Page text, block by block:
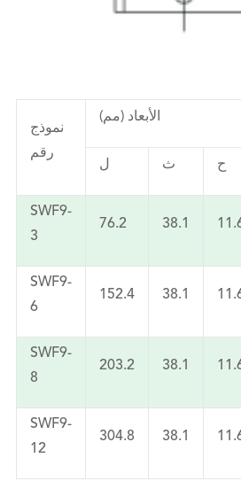
نموذج
رقم
الأبعاد (مم)
ل ث ح
SWF9-
3
76.2 38.1
SWF9-
6
152.4 38.1
SWF9-
8
203.2 38.1
SWF9-
12
304.8 38.1